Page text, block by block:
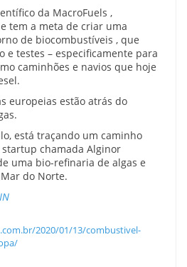
da MacroFuels ,
tem a meta de criar uma
de biocombustíveis , que
e testes – especificamente para
caminhões e navios que hoje
europeias estão atrás do
está traçando um caminho
chamada Alginor
uma bio-refinaria de algas e
do Norte.
2020/01/13/combustivel-